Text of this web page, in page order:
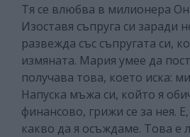
Тя се влюбва в милионера
Изоставя съпруга си заради
развежда със съпругата си,
измяната. Мария умее да
получава това, което иска:
Напуска мъжа си, който я
финансово, грижи се за нея.
какво да я осъждаме. Това е